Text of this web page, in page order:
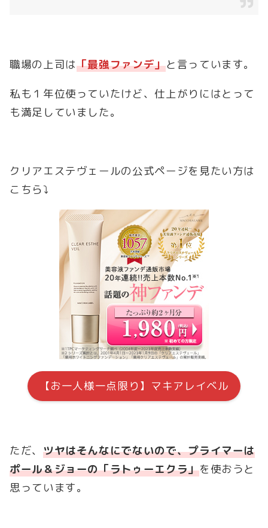
職場の上司は「最強ファンデ」と言っています。
私も１年位使っていたけど、仕上がりにはとって
も満足していました。
クリアエステヴェールの公式ページを見たい方は
こちら⤵
【お一人様一点限り】マキアレイベル
ただ、 ツヤはそんなにでないので、プライマーは
ポール＆ジョーの「ラトゥーエクラ」を使おうと
思っています。